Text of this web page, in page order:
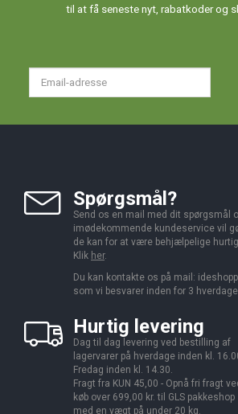
til at få seneste nyt, rabatkoder og
Spørgsmål?
Send os en mail med dit spørgsmål
imødekommende kundeservice vil
de kan for at være behjælpelige
Klik her.
Du kan kontakte os på mail:
som vi besvarer inden for 3
Hurtig levering
Dag til dag levering ved bestilling af
lagervarer på hverdage inden kl.
Fredag inden kl. 14.30.
Fragt fra KUN 45,00 - Opnå fri fragt
køb over 699,00 kr. til GLS pakkeshop
med en vægt på under 20 kg.